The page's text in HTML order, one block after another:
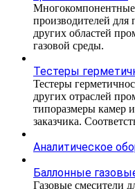
Многокомпонентные
производителей
других областей
газовой среды.
Тестеры
Тестеры
других отраслей
типоразмеры камер
заказчика.
Аналитическое
Баллонные
Газовые смесители